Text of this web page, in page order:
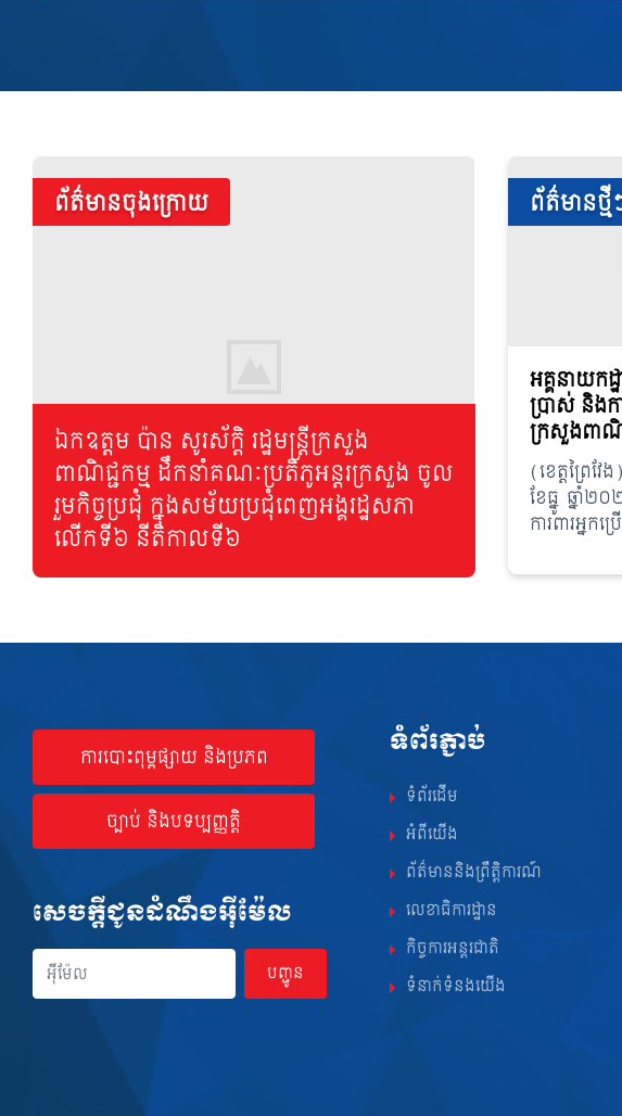
ព័ត៌មានចុងក្រោយ
ឯកឧត្តម ប៉ាន សូរស័ក្តិ រដ្ឋមន្រ្តីក្រសួង
ពាណិជ្ជកម្ម ដឹកនាំគណៈប្រតិភូអន្តរក្រសួង ចូល
រួមកិច្ចប្រជុំ ក្នុងសម័យប្រជុំពេញអង្គរដ្ឋសភា
លើកទី៦ នីតិកាលទី៦
ព័ត៌មានថ្មី
ក្រសួងពាណិជ្ជកម្មបន្តចុះ
ផ្សព្វផ្សាយច្បាប់ស្ដីពីកិច្ចការពារ
អ្នកប្រើប្រាស់នៅសាកល
វិទ្យាល័យបៀលប្រាយ
(រាជធានីភ្នំពេញ)៖ នាព្រឹកថ្ងៃអង្គារ
ទី២៨ ខែតុលា ឆ្នាំ២០២៥ អគ្គ
នាយកដ្ឋានការពារអ្នកប្រើប្រាស់ កិច
អគ្គនាយកដ្ឋ
ប្រាស់ និងក
ក្រសួងពាណិជ្
ផ្សព្វផ្សាយច្
អ្នកប្រើប្
វិទ្យាល័យជ
(ខេត្តព្រៃវែ
ខែធ្នូ ឆ្នាំ២០
ការពារអ្នកប្
ការបោះពុម្ពផ្សាយ និងប្រភព
ច្បាប់ និងបទប្បញ្ញត្តិ
សេចក្ដីជូនដំណឹងអ៊ីម៉ែល
អុីម៉ែល
បញ្ជូន
ទំព័រភ្ជាប់
ទំព័រដើម
អំពីយើង
ព័ត៌មាននិងព្រឹត្តិការណ៍
លេខាធិការដ្ឋាន
កិច្ចការអន្តរជាតិ
ទំនាក់ទំនងយើង